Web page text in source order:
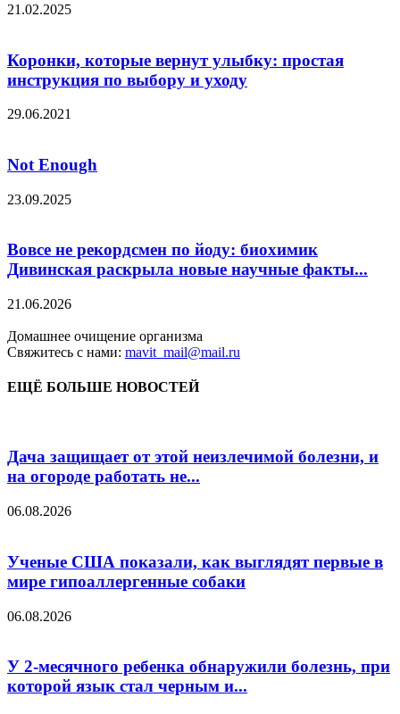
21.02.2025
Коронки, которые вернут улыбку: простая
инструкция по выбору и уходу
29.06.2021
Not Enough
23.09.2025
Вовсе не рекордсмен по йоду: биохимик
Дивинская раскрыла новые научные факты...
21.06.2026
Домашнее очищение организма
Свяжитесь с нами: mavit_mail@mail.ru
ЕЩЁ БОЛЬШЕ НОВОСТЕЙ
Дача защищает от этой неизлечимой болезни, и
на огороде работать не...
06.08.2026
Ученые США показали, как выглядят первые в
мире гипоаллергенные собаки
06.08.2026
У 2-месячного ребенка обнаружили болезнь, при
которой язык стал черным и...